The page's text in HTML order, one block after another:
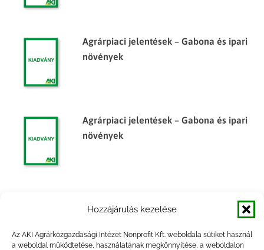
Hozzájárulás kezelése
Az AKI Agrárközgazdasági Intézet Nonprofit Kft. weboldala sütiket használ
a weboldal működtetése, használatának megkönnyítése, a weboldalon
Agrárpiaci jelentések – Gabona és ipari
növények
Agrárpiaci jelentések – Gabona és ipari
növények
Agrárpiaci jelentések – Gabona és ipari
növények